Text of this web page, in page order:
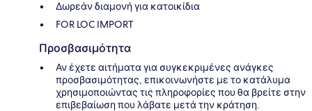
Δωρεάν διαμονή για κατοικίδια
FOR LOC IMPORT
Προσβασιμότητα
Αν έχετε αιτήματα για συγκεκριμένες ανάγκες
προσβασιμότητας, επικοινωνήστε με το κατάλυμα
χρησιμοποιώντας τις πληροφορίες που θα βρείτε στην
επιβεβαίωση που λάβατε μετά την κράτηση.